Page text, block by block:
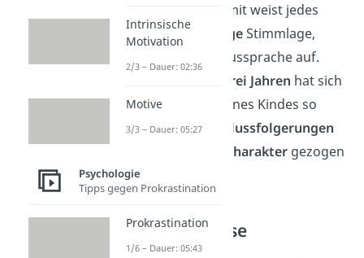
. Somit weist jedes
Kind eineeinzigartigeStimmlage,
Sprechweise oder Aussprache auf.
drei Jahren hat sich
das Temperament eines Kindes so
stabilisiert, dass
Schlussfolgerungen
späteren Charaktergezogen
werden können.
Umwelteinflüsse
Intrinsische
Motivation
2/3 – Dauer: 02:36
Motive
3/3 – Dauer: 05:27
Psychologie
Tipps gegen Prokrastination
Prokrastination
1/6 – Dauer: 05:43